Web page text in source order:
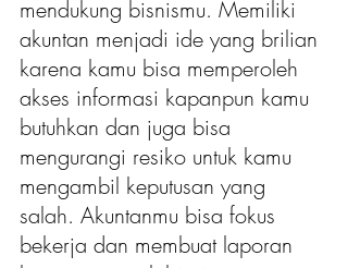
mendukung bisnismu. Memiliki
akuntan menjadi ide yang brilian
karena kamu bisa memperoleh
akses informasi kapanpun kamu
butuhkan dan juga bisa
mengurangi resiko untuk kamu
mengambil keputusan yang
salah. Akuntanmu bisa fokus
bekerja dan membuat laporan